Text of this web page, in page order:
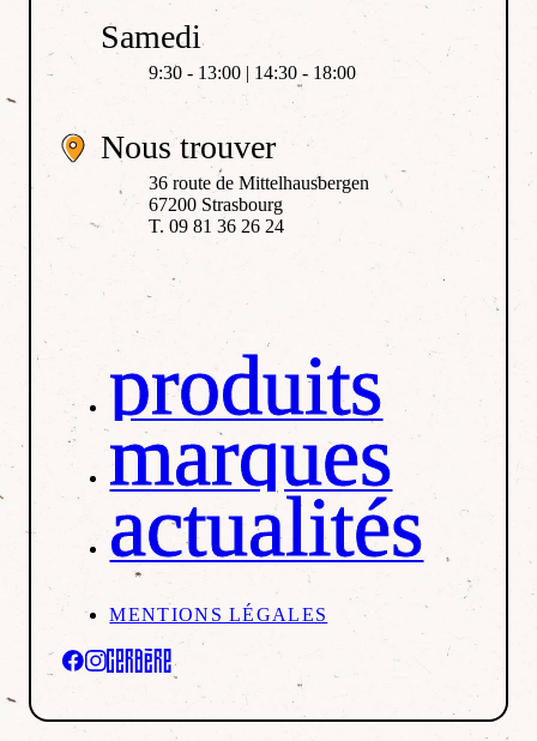
Samedi
9:30 - 13:00 | 14:30 - 18:00
Nous trouver
36 route de Mittelhausbergen
67200 Strasbourg
T. 09 81 36 26 24
produits
marques
actualités
MENTIONS LÉGALES